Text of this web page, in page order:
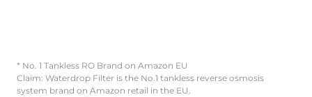
* No. 1 Tankless RO Brand on Amazon EU
Claim: Waterdrop Filter is the No.1 tankless reverse osmosis
system brand on Amazon retail in the EU.